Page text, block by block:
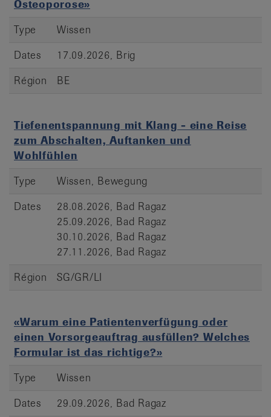
Osteoporose»
Type
Wissen
Dates
17.09.2026, Brig
Région
BE
Tiefenentspannung mit Klang - eine Reise
zum Abschalten, Auftanken und
Wohlfühlen
Type
Wissen, Bewegung
Dates
28.08.2026, Bad Ragaz
25.09.2026, Bad Ragaz
30.10.2026, Bad Ragaz
27.11.2026, Bad Ragaz
Région
SG/GR/LI
«Warum eine Patientenverfügung oder
einen Vorsorgeauftrag ausfüllen? Welches
Formular ist das richtige?»
Type
Wissen
Dates
29.09.2026, Bad Ragaz